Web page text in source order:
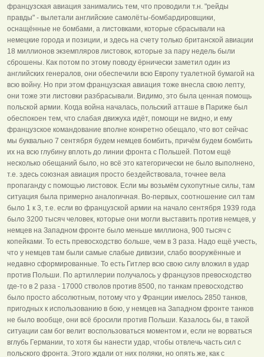
французская авиация занимались тем, что проводили т.н. "рейды
правды" - вылетали английские самолёты-бомбардировщики,
оснащённые не бомбами, а листовками, которые сбрасывали на
немецкие города и позиции, и здесь на счету только британской авиации
18 миллионов экземпляров листовок, которые за пару недель были
сброшены. Как потом по этому поводу ёрнически заметил один из
английских генералов, они обеспечили всю Европу туалетной бумагой на
всю войну. Но при этом французская авиация тоже внесла свою лепту,
они тоже эти листовки разбрасывали. Видимо, это была ценная помощь
польской армии. Когда война началась, польский атташе в Париже был
обеспокоен тем, что слабая движуха идёт, помощи не видно, и ему
французское командование вполне конкретно обещало, что вот сейчас
мы буквально 7 сентября будем немцев бомбить, причём будем бомбить
их на всю глубину вплоть до линии фронта с Польшей. Потом ещё
несколько обещаний было, но всё это категорически не было выполнено,
т.е. здесь союзная авиация просто бездействовала, точнее вела
пропаганду с помощью листовок. Если мы возьмём сухопутные силы, там
ситуация была примерно аналогичная. Во-первых, соотношение сил там
было 1 к 3, т.е. если во французской армии на начало сентября 1939 года
было 3200 тысяч человек, которые они могли выставить против немцев, у
немцев на Западном фронте было меньше миллиона, 900 тысяч с
копейками. То есть превосходство больше, чем в 3 раза. Надо ещё учесть,
что у немцев там были самые слабые дивизии, слабо вооружённые и
недавно сформированные. То есть Гитлер всю свою силу вложил в удар
против Польши. По артиллерии получалось у французов превосходство
где-то в 2 раза - 17000 стволов против 8500, по танкам превосходство
было просто абсолютным, потому что у Франции имелось 2850 танков,
пригодных к использованию в бою, у немцев на Западном фронте танков
не было вообще, они всё бросили против Польши. Казалось бы, в такой
ситуации сам бог велит воспользоваться моментом и, если не ворваться
вглубь Германии, то хотя бы нанести удар, чтобы отвлечь часть сил с
польского фронта. Этого ждали от них поляки, но опять же, как с